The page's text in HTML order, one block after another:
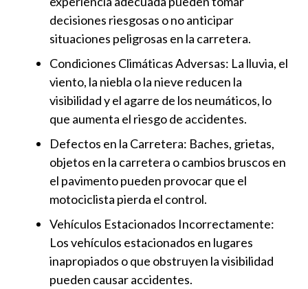
decisiones riesgosas o no anticipar
situaciones peligrosas en la carretera.
Condiciones Climáticas Adversas: La lluvia, el
viento, la niebla o la nieve reducen la
visibilidad y el agarre de los neumáticos, lo
que aumenta el riesgo de accidentes.
Defectos en la Carretera: Baches, grietas,
objetos en la carretera o cambios bruscos en
el pavimento pueden provocar que el
motociclista pierda el control.
Vehículos Estacionados Incorrectamente:
Los vehículos estacionados en lugares
inapropiados o que obstruyen la visibilidad
pueden causar accidentes.